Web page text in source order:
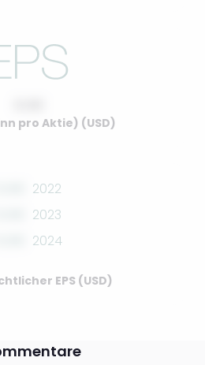
pro Aktie) (USD)
2022
2023
2024
EPS (USD)